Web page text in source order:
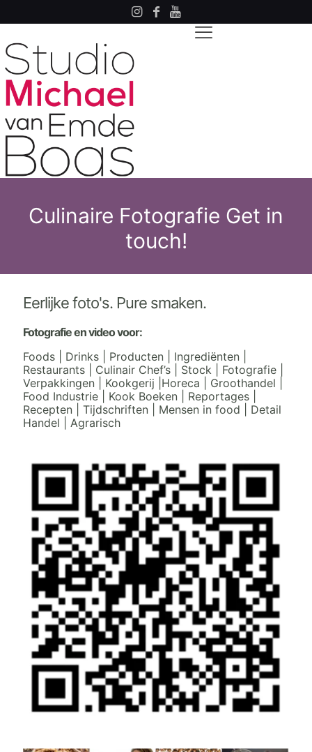
Culinaire Fotografie Get in
touch!
Eerlijke foto's. Pure smaken.
Fotografie en video voor:
Foods | Drinks | Producten | Ingrediënten |
Restaurants | Culinair Chef’s | Stock | Fotografie |
Verpakkingen | Kookgerij |Horeca | Groothandel |
Food Industrie | Kook Boeken | Reportages |
Recepten | Tijdschriften | Mensen in food | Detail
Handel | Agrarisch